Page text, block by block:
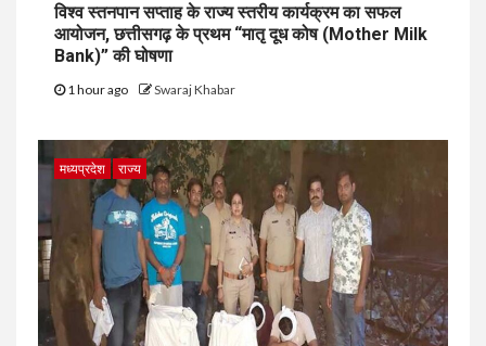
विश्व स्तनपान सप्ताह के राज्य स्तरीय कार्यक्रम का सफल
आयोजन, छत्तीसगढ़ के प्रथम “मातृ दूध कोष (Mother Milk
Bank)” की घोषणा
1 hour ago Swaraj Khabar
मध्यप्रदेश राज्य